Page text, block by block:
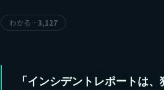
わかる…3,127
「インシデントレポートは